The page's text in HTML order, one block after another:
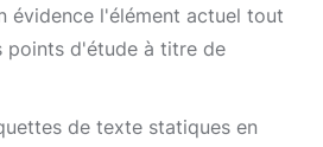
évidence l'élément actuel tout
points d'étude à titre de
de texte statiques en